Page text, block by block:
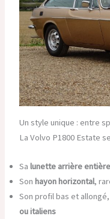
Un style unique : entre
La Volvo P1800 Estate
Sa lunette arrière
Son hayon horizontal,
Son profil bas et
ou italiens